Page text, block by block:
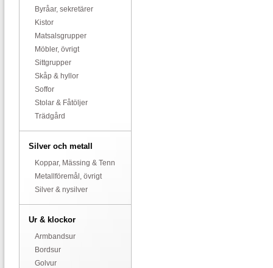
Byråar, sekretärer
Kistor
Matsalsgrupper
Möbler, övrigt
Sittgrupper
Skåp & hyllor
Soffor
Stolar & Fåtöljer
Trädgård
Silver och metall
Koppar, Mässing & Tenn
Metallföremål, övrigt
Silver & nysilver
Ur & klockor
Armbandsur
Bordsur
Golvur